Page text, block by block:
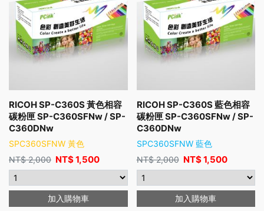
RICOH SP-C360S 黃色相容
碳粉匣 SP-C360SFNw / SP-
C360DNw
SPC360SFNW 黃色
NT$2,000 NT$1,500
加入購物車
RICOH SP-C360S 藍色相容
碳粉匣 SP-C360SFNw / SP-
C360DNw
SPC360SFNW 藍色
NT$2,000 NT$1,500
加入購物車